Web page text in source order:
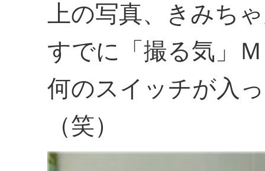
上の写真、きみち
すでに「撮る気」
何のスイッチが入
（笑）